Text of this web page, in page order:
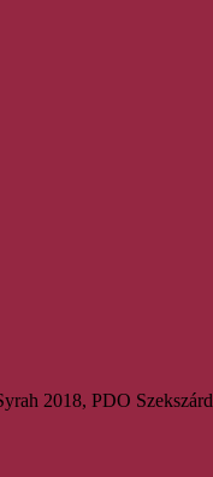
2018, PDO Szekszárd